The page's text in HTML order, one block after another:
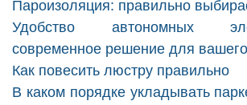
Пароизоляция: правильно
Удобство автономных
современное решение для
Как повесить люстру правильно
В каком порядке укладывать